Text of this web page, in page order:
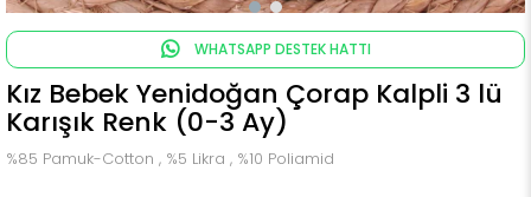
WHATSAPP DESTEK HATTI
Kız Bebek Yenidoğan Çorap Kalpli 3 lü
Karışık Renk (0-3 Ay)
%85 Pamuk-Cotton , %5 Likra , %10 Poliamid